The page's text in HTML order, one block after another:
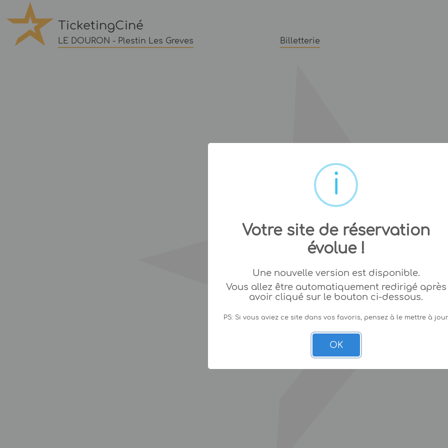
TicketingCiné
LE DOURON - Plestin Les Greves Billetterie
Votre site de réservation
évolue !
Une nouvelle version est disponible.
Vous allez être automatiquement redirigé après
avoir cliqué sur le bouton ci-dessous.
PS: Si vous aviez ce site dans vos favoris, pensez à le mettre à
OK